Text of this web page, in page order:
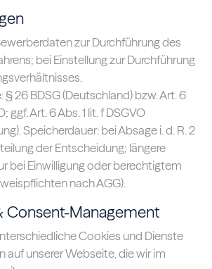
zur Durchführung des
bei Einstellung zur Durchführung
26 BDSG (Deutschland) bzw. Art. 6
ggf. Art. 6 Abs. 1 lit. f DSGVO
Speicherdauer: bei Absage i. d. R. 2
der Entscheidung; längere
bei Einwilligung oder berechtigtem
nach AGG).
Consent-Management
Cookies und Dienste
auf unserer Webseite, die wir im